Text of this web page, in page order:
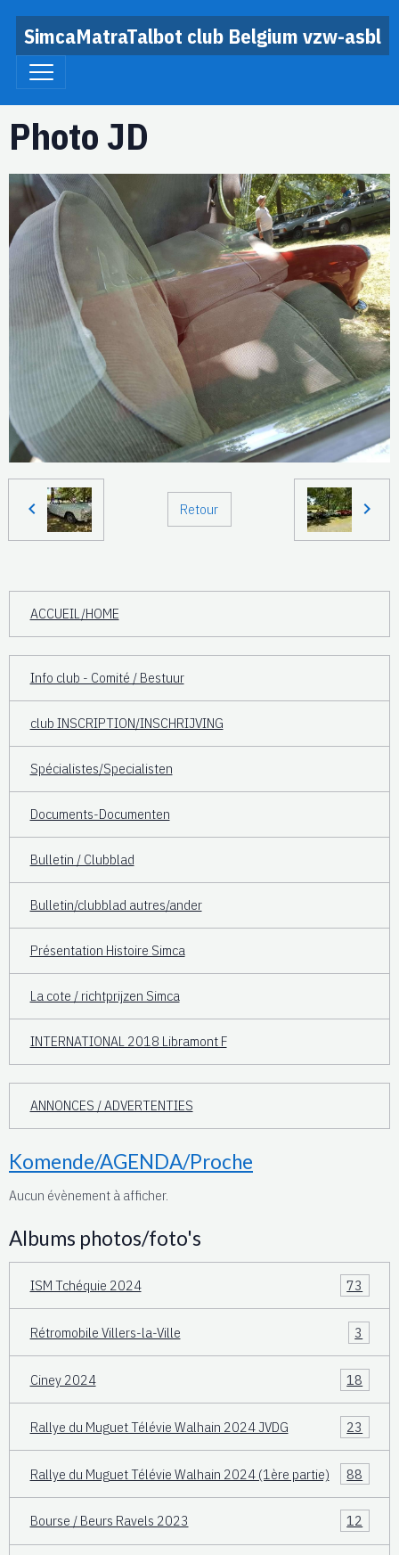
SimcaMatraTalbot club Belgium vzw-asbl
Photo JD
Retour
ACCUEIL/HOME
Info club - Comité / Bestuur
club INSCRIPTION/INSCHRIJVING
Spécialistes/Specialisten
Documents-Documenten
Bulletin / Clubblad
Bulletin/clubblad autres/ander
Présentation Histoire Simca
La cote / richtprijzen Simca
INTERNATIONAL 2018 Libramont F
ANNONCES / ADVERTENTIES
Komende/AGENDA/Proche
Aucun évènement à afficher.
Albums photos/foto's
ISM Tchéquie 2024 73
Rétromobile Villers-la-Ville 3
Ciney 2024 18
Rallye du Muguet Télévie Walhain 2024 JVDG 23
Rallye du Muguet Télévie Walhain 2024 (1ère partie) 88
Bourse / Beurs Ravels 2023 12